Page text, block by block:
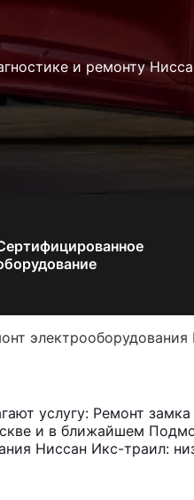
и ремонту
электрооборудования
услугу: Ремонт
и в ближайшем
Ниссан Икс-траил: